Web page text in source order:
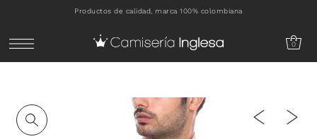
IR DIRECTAMENTE AL CONTENIDO
Productos de calidad, marca 100% colombiana
0